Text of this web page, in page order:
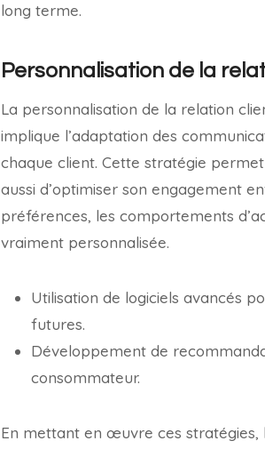
long terme.
Personnalisation de la
La personnalisation de la relation
implique l’adaptation des
chaque client. Cette stratégie
aussi d’optimiser son engagement
préférences, les comportements
vraiment personnalisée.
Utilisation de logiciels avancés
futures.
Développement de
consommateur.
En mettant en œuvre ces stratégies,